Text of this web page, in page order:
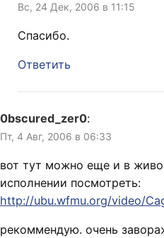
Вс, 24 Дек, 2006 в 11:15
Спасибо.
Ответить
0bscured_zer0:
Пт, 4 Авг, 2006 в 06:33
вот тут можно еще и в
исполнении посмотреть:
http://ubu.wfmu.org/video/
рекоммендую. очень